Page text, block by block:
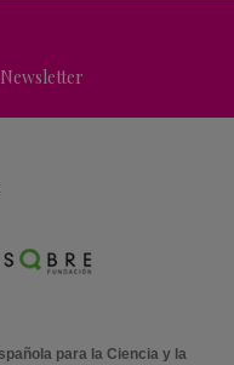
para la Ciencia y la